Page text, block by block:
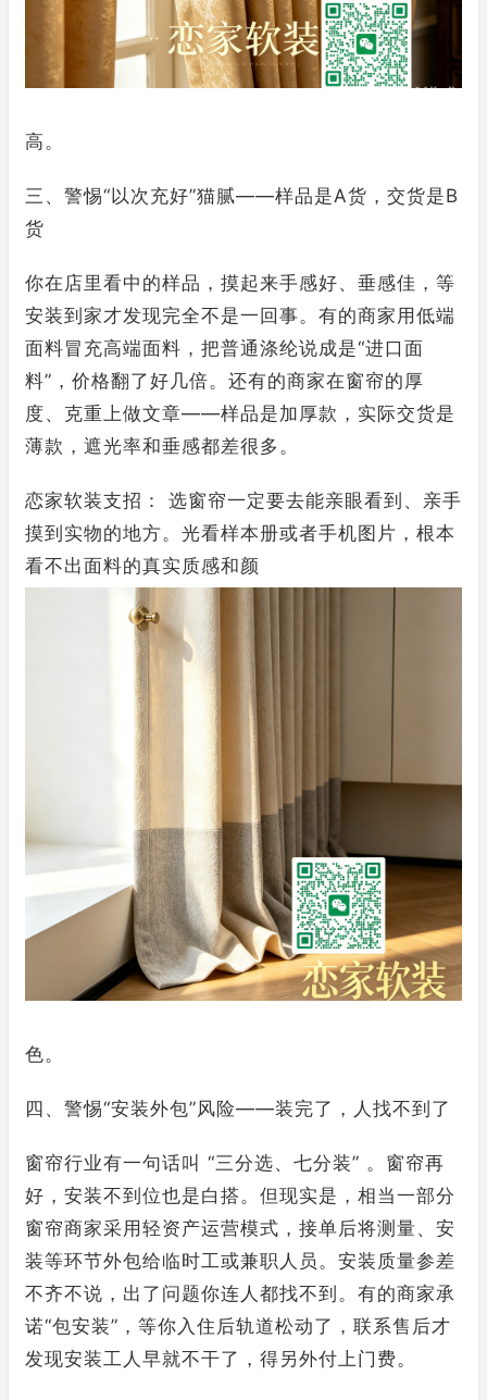
高。
三、警惕“以次充好”猫腻——样品是A货，交货是B
货
你在店里看中的样品，摸起来手感好、垂感佳，等
安装到家才发现完全不是一回事。有的商家用低端
面料冒充高端面料，把普通涤纶说成是“进口面
料”，价格翻了好几倍。还有的商家在窗帘的厚
度、克重上做文章——样品是加厚款，实际交货是
薄款，遮光率和垂感都差很多。
恋家软装支招： 选窗帘一定要去能亲眼看到、亲手
摸到实物的地方。光看样本册或者手机图片，根本
看不出面料的真实质感和颜
色。
四、警惕“安装外包”风险——装完了，人找不到了
窗帘行业有一句话叫 “三分选、七分装” 。窗帘再
好，安装不到位也是白搭。但现实是，相当一部分
窗帘商家采用轻资产运营模式，接单后将测量、安
装等环节外包给临时工或兼职人员。安装质量参差
不齐不说，出了问题你连人都找不到。有的商家承
诺“包安装”，等你入住后轨道松动了，联系售后才
发现安装工人早就不干了，得另外付上门费。